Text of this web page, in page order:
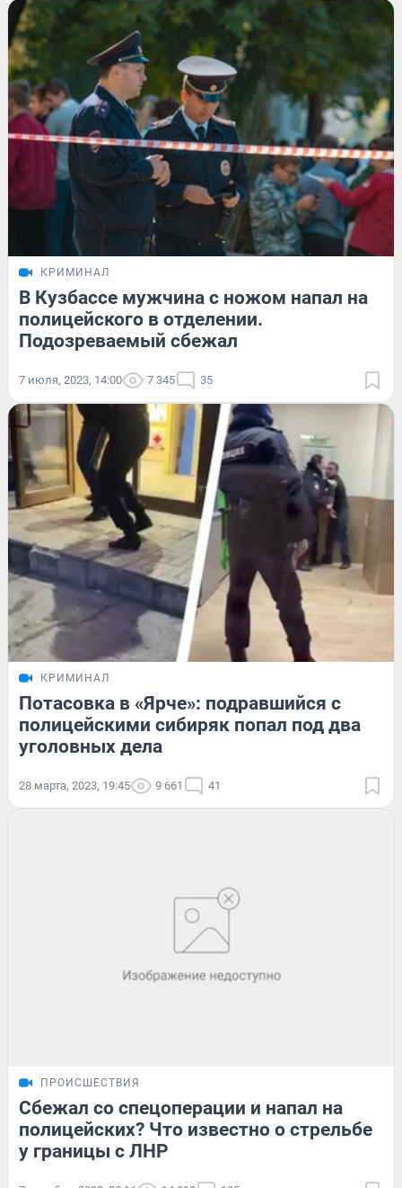
КРИМИНАЛ
В Кузбассе мужчина с ножом напал на
полицейского в отделении.
Подозреваемый сбежал
7 июля, 2023, 14:00 7 345 35
КРИМИНАЛ
Потасовка в «Ярче»: подравшийся с
полицейскими сибиряк попал под два
уголовных дела
28 марта, 2023, 19:45 9 661 41
ПРОИСШЕСТВИЯ
Сбежал со спецоперации и напал на
полицейских? Что известно о стрельбе
у границы с ЛНР